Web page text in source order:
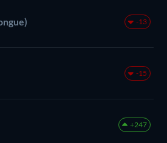
-13
-15
+247